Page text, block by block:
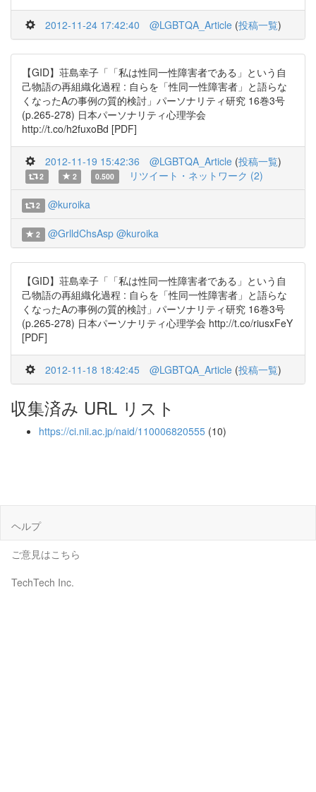
2012-11-24 17:42:40 @LGBTQA_Article (投稿一覧)
【GID】荘島幸子「「私は性同一性障害者である」という自
己物語の再組織化過程 : 自らを「性同一性障害者」と語らな
くなったAの事例の質的検討」パーソナリティ研究 16巻3号
(p.265-278) 日本パーソナリティ心理学会
http://t.co/h2fuxoBd [PDF]
2012-11-19 15:42:36 @LGBTQA_Article (投稿一覧)
2 2 0.500 リツイート・ネットワーク (2)
2 @kuroika
2 @GrlldChsAsp @kuroika
【GID】荘島幸子「「私は性同一性障害者である」という自
己物語の再組織化過程 : 自らを「性同一性障害者」と語らな
くなったAの事例の質的検討」パーソナリティ研究 16巻3号
(p.265-278) 日本パーソナリティ心理学会 http://t.co/riusxFeY
[PDF]
2012-11-18 18:42:45 @LGBTQA_Article (投稿一覧)
収集済み URL リスト
https://ci.nii.ac.jp/naid/110006820555 (10)
ヘルプ
ご意見はこちら
TechTech Inc.